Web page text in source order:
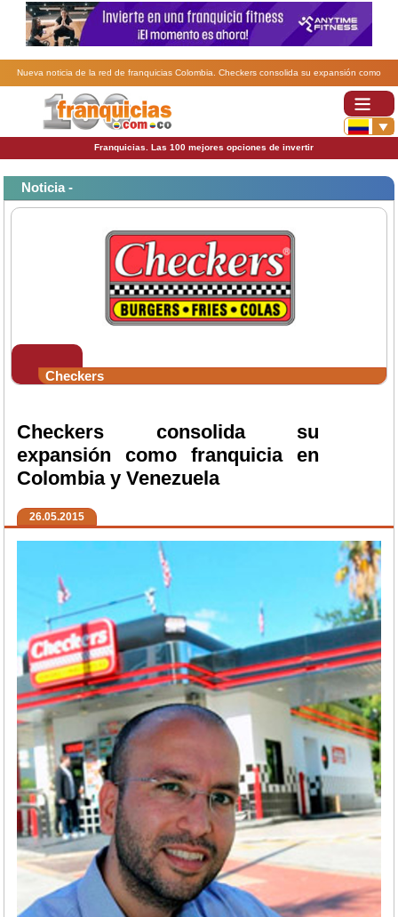
Nueva noticia de la red de franquicias Colombia. Checkers consolida su expansión como
franquicia en Colombia y Venezuela.
Franquicias. Las 100 mejores opciones de invertir
Noticia -
Checkers
Checkers consolida su
expansión como franquicia en
Colombia y Venezuela
26.05.2015